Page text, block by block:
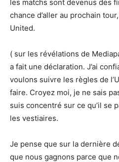
les matchs sont devenus des
chance d’aller au prochain
United.
( sur les révélations de
a fait une déclaration. J’ai
voulons suivre les règles de
faire. Croyez moi, je ne sais
suis concentré sur ce qu’il se
les vestiaires.
Je pense que sur la dernière
que nous gagnons parce que